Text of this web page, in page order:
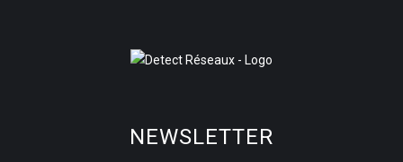
NEWSLETTER